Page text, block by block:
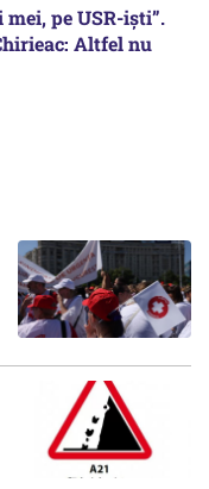
pe USR-iști”.
Altfel nu